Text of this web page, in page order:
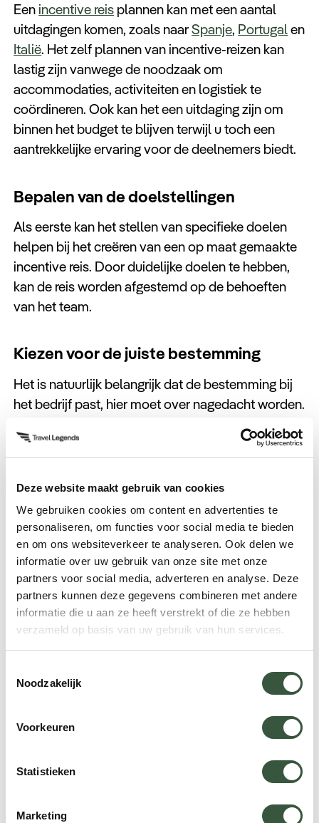
Deze website maakt gebruik van cookies
We gebruiken cookies om content en advertenties te
personaliseren, om functies voor social media te bieden
en om ons websiteverkeer te analyseren. Ook delen we
informatie over uw gebruik van onze site met onze
partners voor social media, adverteren en analyse. Deze
partners kunnen deze gegevens combineren met andere
informatie die u aan ze heeft verstrekt of die ze hebben
verzameld op basis van uw gebruik van hun services.
Noodzakelijk
Voorkeuren
Statistieken
Marketing
Eenincentive reis plannen kan met een aantal
uitdagingen komen, zoals naarSpanje, Portugalen
Italië. Het zelf plannen van incentive-reizen kan
lastig zijn vanwege de noodzaak om
accommodaties, activiteiten en logistiek te
coördineren. Ook kan het een uitdaging zijn om
binnen het budget te blijven terwijl u toch een
aantrekkelijke ervaring voor de deelnemers biedt.
Bepalen van de doelstellingen
Als eerste kan het stellen van specifieke doelen
helpen bij het creëren van een op maat gemaakte
incentive reis. Door duidelijke doelen te hebben,
kan de reis worden afgestemd op de behoeften
van het team.
Kiezen voor de juiste bestemming
Het is natuurlijk belangrijk dat de bestemming bij
het bedrijf past, hier moet over nagedacht worden.
naar de medewerkers te hebben, zodat zij weten
wat ze kunnen verwachten.
Timing en duur
Als laatste moet de timing en duur van de reis
bepaald worden. Als eerste moet er gedacht
worden aan het seizoen, het beste seizoen voor
een reis verschilt per bestemming. Bij het bepalen
gehouden worden met de optimale duur van een
mogelijkheden voor teambuilding en netwerken,